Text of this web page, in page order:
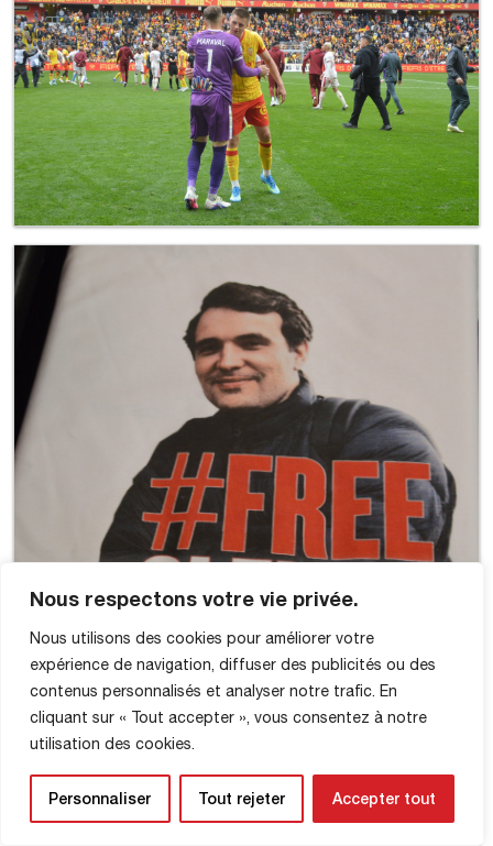
Nous respectons votre vie privée.
Nous utilisons des cookies pour améliorer votre
expérience de navigation, diffuser des publicités ou des
contenus personnalisés et analyser notre trafic. En
cliquant sur « Tout accepter », vous consentez à notre
utilisation des cookies.
Personnaliser Tout rejeter Accepter tout